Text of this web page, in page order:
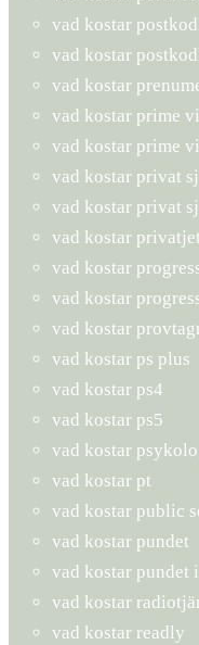
vad kostar
vad kostar
vad kostar
vad kostar prime
vad kostar prime
vad kostar privat
vad kostar privat
vad kostar privatjet
vad kostar
vad kostar
vad kostar
vad kostar ps plus
vad kostar ps4
vad kostar ps5
vad kostar
vad kostar pt
vad kostar public
vad kostar pundet
vad kostar pundet
vad kostar
vad kostar readly